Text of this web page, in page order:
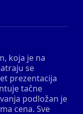
koja je na
se
prezentacija
tačne
podložan je
cena. Sve